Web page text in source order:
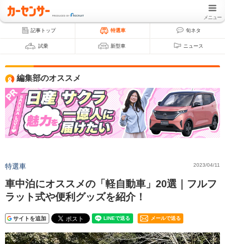
メニュー
記事トップ 特選車 旬ネタ
試乗 新型車 ニュース
編集部のオススメ
特選車 2023/04/11
車中泊にオススメの「軽自動車」20選｜フルフ
ラット式や便利グッズを紹介！
サイトを追加 メールで送る